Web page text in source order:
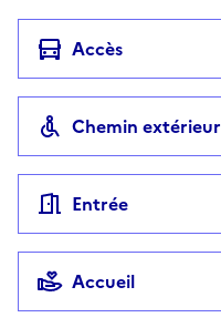
Accès
Chemin extérieur
Entrée
Accueil